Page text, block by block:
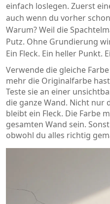
einfach loslegen. Zuerst
auch wenn du vorher
Warum? Weil die
Putz. Ohne Grundierung
Ein Fleck. Ein heller Punkt.
Verwende die gleiche
mehr die Originalfarbe
Teste sie an einer
die ganze Wand. Nicht nur
bleibt ein Fleck. Die Farbe
gesamten Wand sein.
obwohl du alles richtig